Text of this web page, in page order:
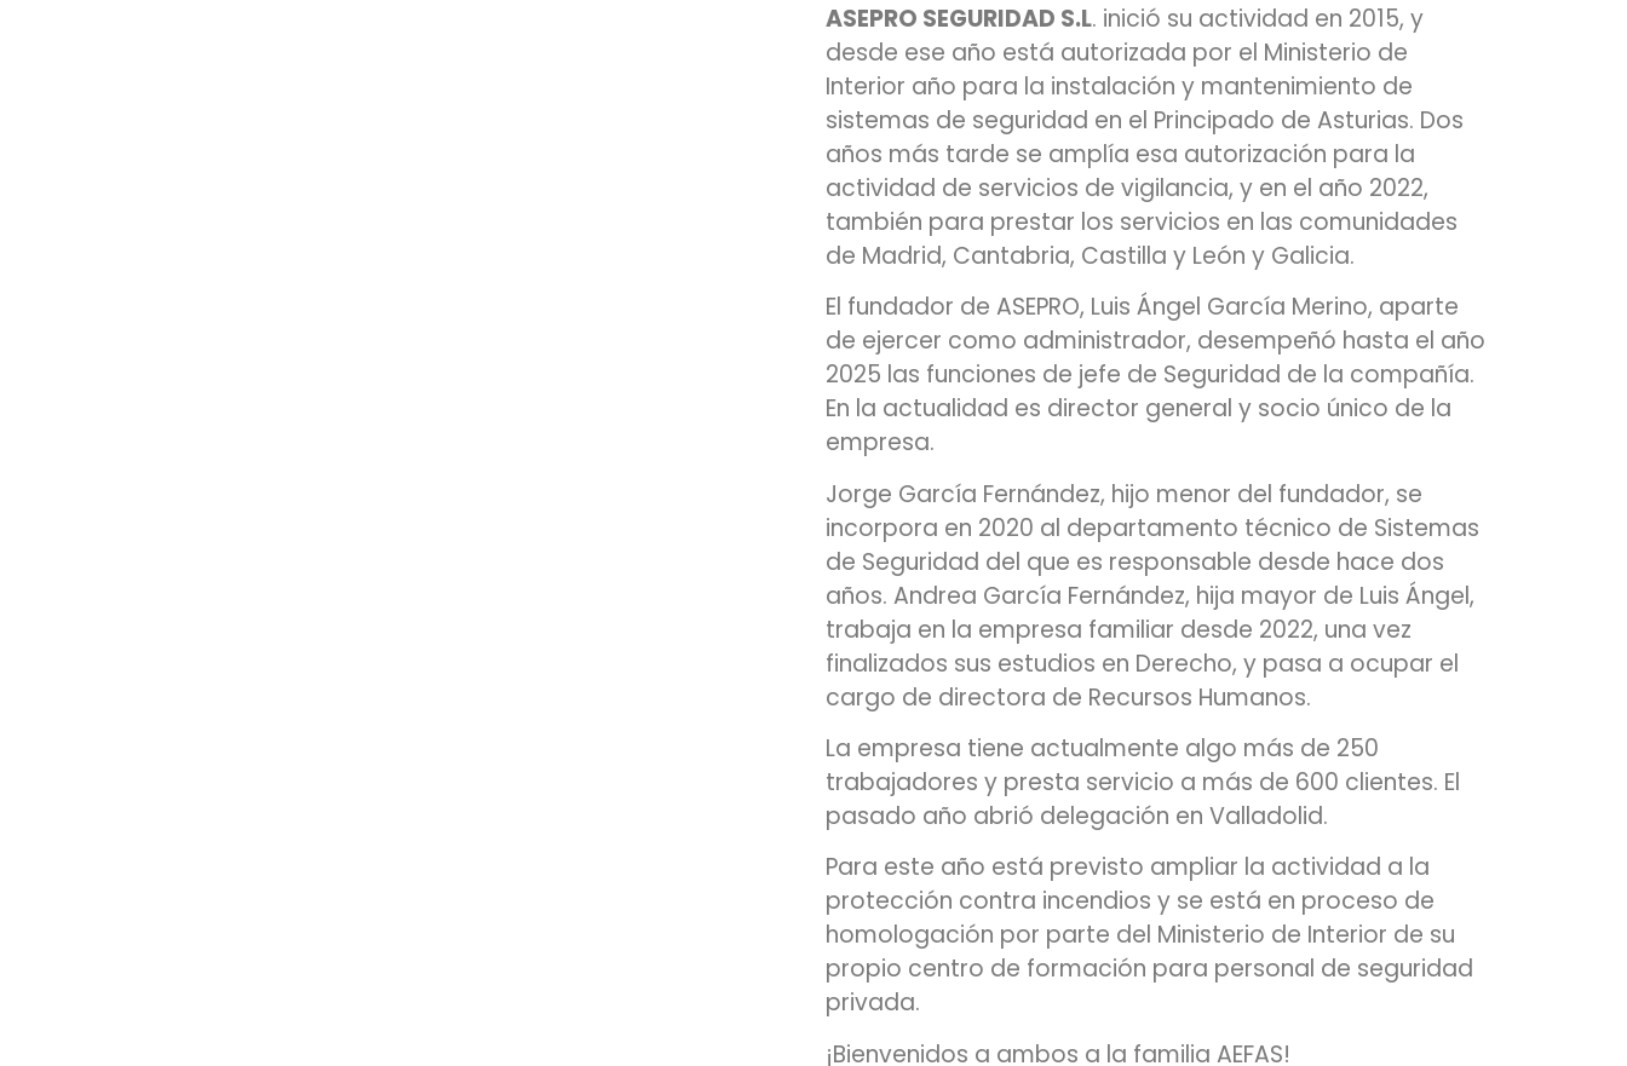
ASEPRO SEGURIDAD S.L. inició su actividad en 2015, y
desde ese año está autorizada por el Ministerio de
Interior año para la instalación y mantenimiento de
sistemas de seguridad en el Principado de Asturias. Dos
años más tarde se amplía esa autorización para la
actividad de servicios de vigilancia, y en el año 2022,
también para prestar los servicios en las comunidades
de Madrid, Cantabria, Castilla y León y Galicia.
El fundador de ASEPRO, Luis Ángel García Merino, aparte
de ejercer como administrador, desempeñó hasta el año
2025 las funciones de jefe de Seguridad de la compañía.
En la actualidad es director general y socio único de la
empresa.
Jorge García Fernández, hijo menor del fundador, se
incorpora en 2020 al departamento técnico de Sistemas
de Seguridad del que es responsable desde hace dos
años. Andrea García Fernández, hija mayor de Luis Ángel,
trabaja en la empresa familiar desde 2022, una vez
finalizados sus estudios en Derecho, y pasa a ocupar el
cargo de directora de Recursos Humanos.
La empresa tiene actualmente algo más de 250
trabajadores y presta servicio a más de 600 clientes. El
pasado año abrió delegación en Valladolid.
Para este año está previsto ampliar la actividad a la
protección contra incendios y se está en proceso de
homologación por parte del Ministerio de Interior de su
propio centro de formación para personal de seguridad
privada.
¡Bienvenidos a ambos a la familia AEFAS!